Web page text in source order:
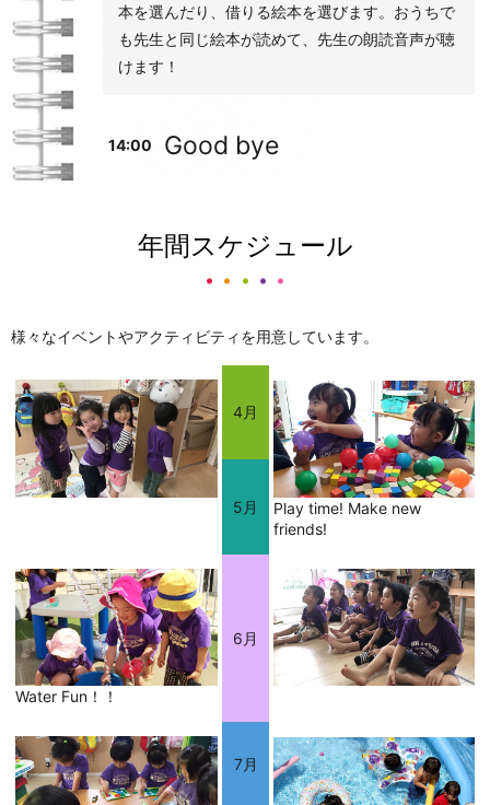
本を選んだり、借りる絵本を選びます。おうちで
も先生と同じ絵本が読めて、先生の朗読音声が聴
けます！
14:00 Good bye
年間スケジュール
様々なイベントやアクティビティを用意しています。
4月
Play time! Make new
friends!
5月
Water Fun！！
6月
7月